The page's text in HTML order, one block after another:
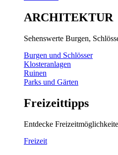
ARCHITEKTUR
Sehenswerte Burgen,
Burgen und Schlösser
Klosteranlagen
Ruinen
Parks und Gärten
Freizeittipps
Entdecke
Freizeit